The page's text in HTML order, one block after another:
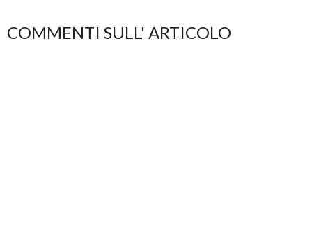
COMMENTI SULL' ARTICOLO